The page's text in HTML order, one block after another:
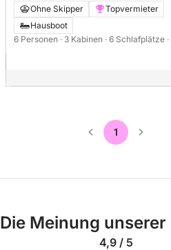
Ohne Skipper
Topvermieter
Hausboot
6 Personen · 3 Kabinen · 6 Schlafplätze
1
Die Meinung unserer
4,9 / 5